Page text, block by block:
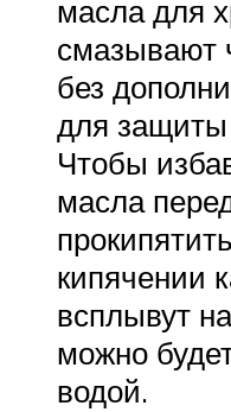
масла для
смазывают
без
для
Чтобы
масла
кипячении
всплывут
можно
водой.